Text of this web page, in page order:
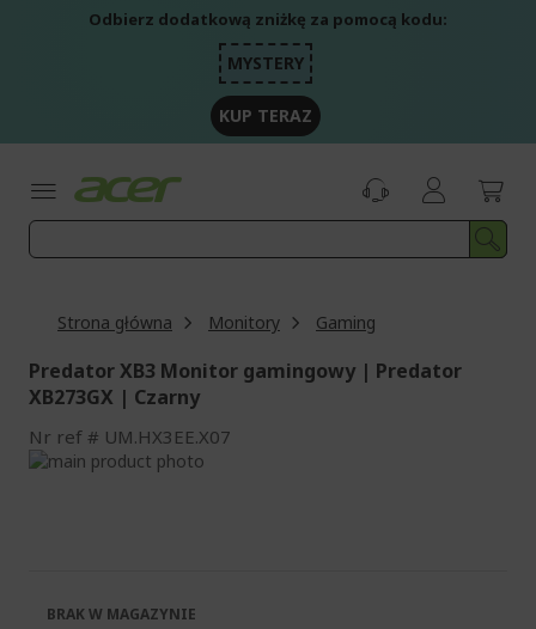
Odbierz dodatkową zniżkę za pomocą kodu:
MYSTERY
KUP TERAZ
Strona główna Monitory Gaming
Predator XB3 Monitor gamingowy | Predator
XB273GX | Czarny
Nr ref UM.HX3EE.X07
Przejdź
BRAK W MAGAZYNIE